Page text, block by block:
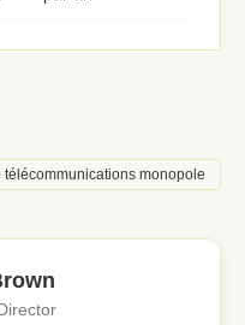
télécommunications monopole